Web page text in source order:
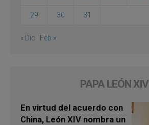
29 30 31
« Dic Feb »
PAPA LEÓN XIV
En virtud del acuerdo con
China, León XIV nombra un